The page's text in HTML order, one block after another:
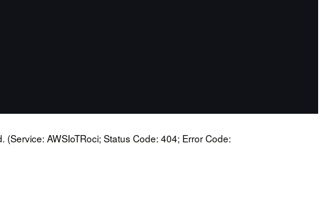
AWSIoTRoci; Status Code: 404; Error Code: